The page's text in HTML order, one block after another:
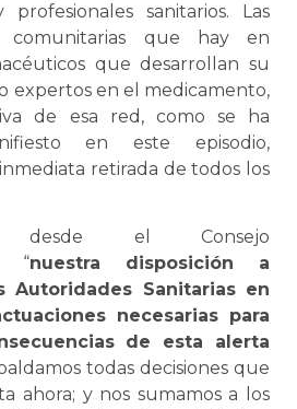
profesionales sanitarios. Las
comunitarias que hay en
que desarrollan su
expertos en el medicamento,
de esa red, como se ha
en este episodio,
retirada de todos los
desde el Consejo
“nuestra disposición a
Autoridades Sanitarias en
necesarias para
de esta alerta
todas decisiones que
ahora; y nos sumamos a los